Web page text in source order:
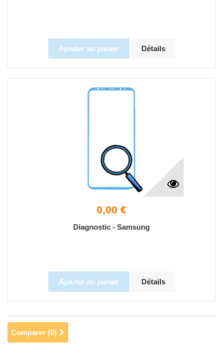
Ajouter au panier Détails
0,00 €
Diagnostic - Samsung
Ajouter au panier Détails
Comparer (0)